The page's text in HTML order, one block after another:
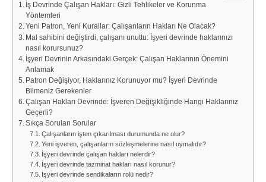
İş Devrinde Çalışan Hakları: Gizli Tehlikeler ve Korunma
Yöntemleri
Yeni Patron, Yeni Kurallar: Çalışanların Hakları Ne Olacak?
Mal sahibini değiştirdi, çalışanı unuttu: İşyeri devrinde haklarınızı
nasıl korursunuz?
İşyeri Devrinin Arkasındaki Gerçek: Çalışan Haklarının Önemini
Anlamak
Patron Değişiyor, Haklarınız Korunuyor mu? İşyeri Devrinde
Bilmeniz Gerekenler
Çalışan Hakları Devrinde: İşveren Değişikliğinde Hangi Haklarınız
Geçerli?
Sıkça Sorulan Sorular
Çalışanların işten çıkarılması durumunda ne olur?
Yeni işveren, çalışanların sözleşmelerine nasıl uymalıdır?
İşyeri devrinde çalışan hakları nelerdir?
İşyeri devrinde tazminat hakları nasıl korunur?
İşyeri devrinde sendikaların rolü nedir?